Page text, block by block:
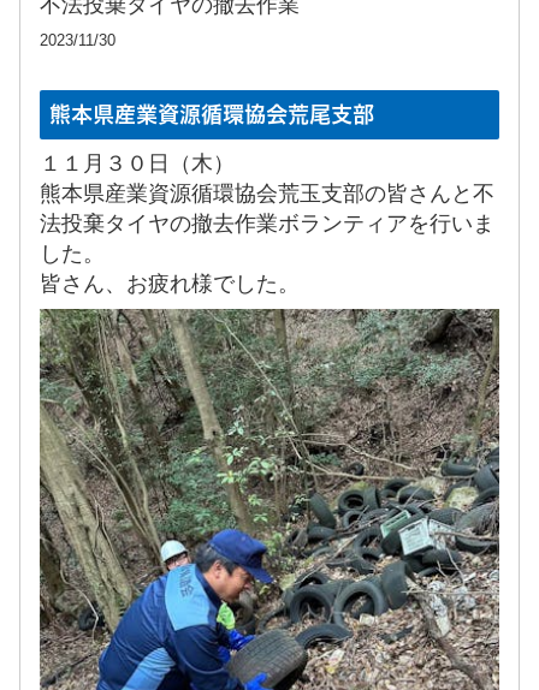
2023/11/30
熊本県産業資源循環協会荒尾支部
１１月３０日（木）
熊本県産業資源循環協会荒玉支部の皆さんと不
法投棄タイヤの撤去作業ボランティアを行いま
した。
皆さん、お疲れ様でした。